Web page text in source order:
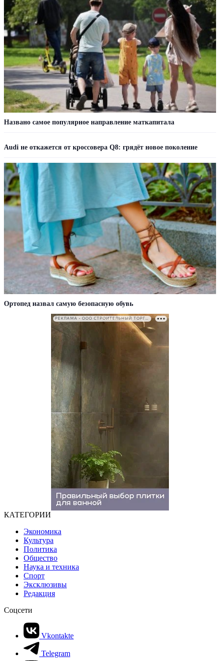
Названо самое популярное направление маткапитала
Audi не откажется от кроссовера Q8: грядёт новое поколение
Ортопед назвал самую безопасную обувь
РЕКЛАМА • ООО СТРОИТЕЛЬНЫЙ ТОРГОВЫЙ ДОМ «ПЕТРОВИЧ». ИНН: 7802348846
КАТЕГОРИИ
Экономика
Культура
Политика
Общество
Наука и техника
Спорт
Эксклюзивы
Редакция
Соцсети
Vkontakte
Telegram